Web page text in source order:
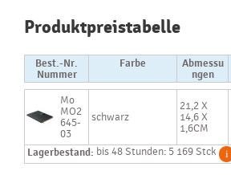
Produktpreistabelle
Best.-Nr.
Nummer
Farbe
Abmessu
ngen
Mo
MO2
645-
03
schwarz
21,2 X
14,6 X
1,6CM
Lagerbestand: bis 48 Stunden: 5 169 Stck